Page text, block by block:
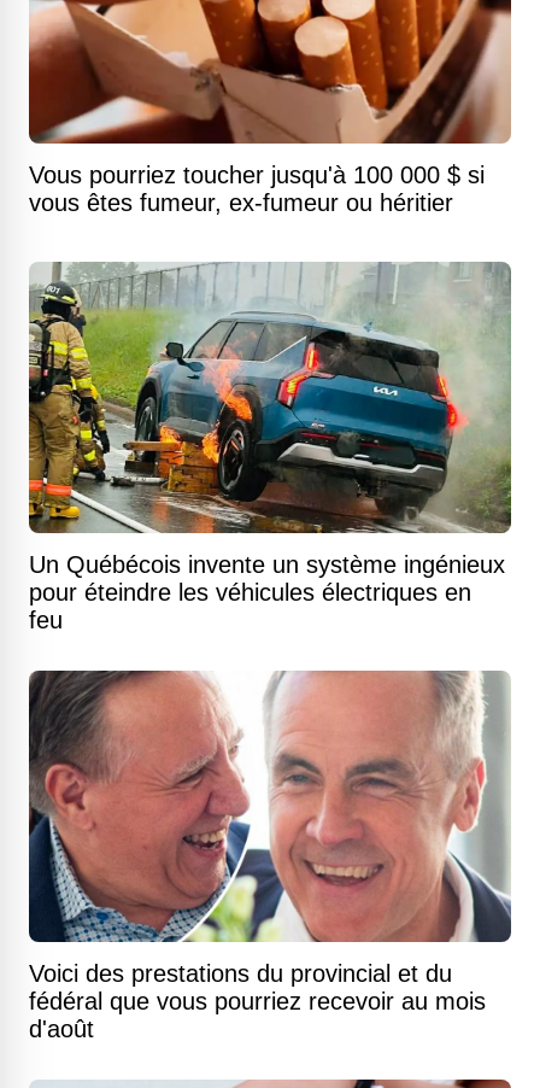
Vous pourriez toucher jusqu'à 100 000 $ si
vous êtes fumeur, ex-fumeur ou héritier
Un Québécois invente un système ingénieux
pour éteindre les véhicules électriques en
feu
Voici des prestations du provincial et du
fédéral que vous pourriez recevoir au mois
d'août